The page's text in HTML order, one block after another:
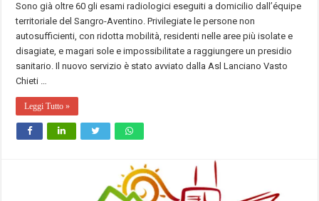
Sono già oltre 60 gli esami radiologici eseguiti a domicilio dall’équipe
territoriale del Sangro-Aventino. Privilegiate le persone non
autosufficienti, con ridotta mobilità, residenti nelle aree più isolate e
disagiate, e magari sole e impossibilitate a raggiungere un presidio
sanitario. Il nuovo servizio è stato avviato dalla Asl Lanciano Vasto
Chieti …
Leggi Tutto »